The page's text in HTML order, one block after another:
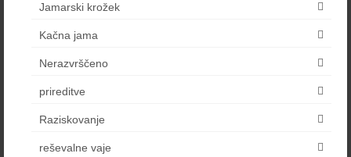
Jamarski krožek
Kačna jama
Nerazvrščeno
prireditve
Raziskovanje
reševalne vaje